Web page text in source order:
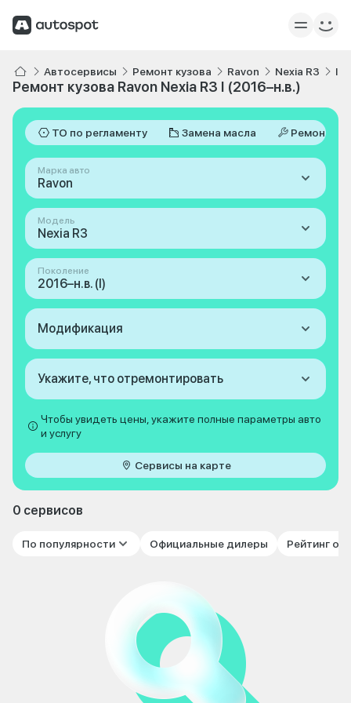
Автосервисы Ремонт кузова Ravon Nexia R3 I
Ремонт кузова Ravon Nexia R3 I (2016–н.в.)
ТО по регламенту Замена масла Ремонт
Марка авто
Ravon
Модель
Nexia R3
Поколение
2016–н.в. (I)
Модификация
Укажите, что отремонтировать
Чтобы увидеть цены, укажите полные параметры авто
и услугу
Сервисы на карте
0 сервисов
По популярности Официальные дилеры Рейтинг